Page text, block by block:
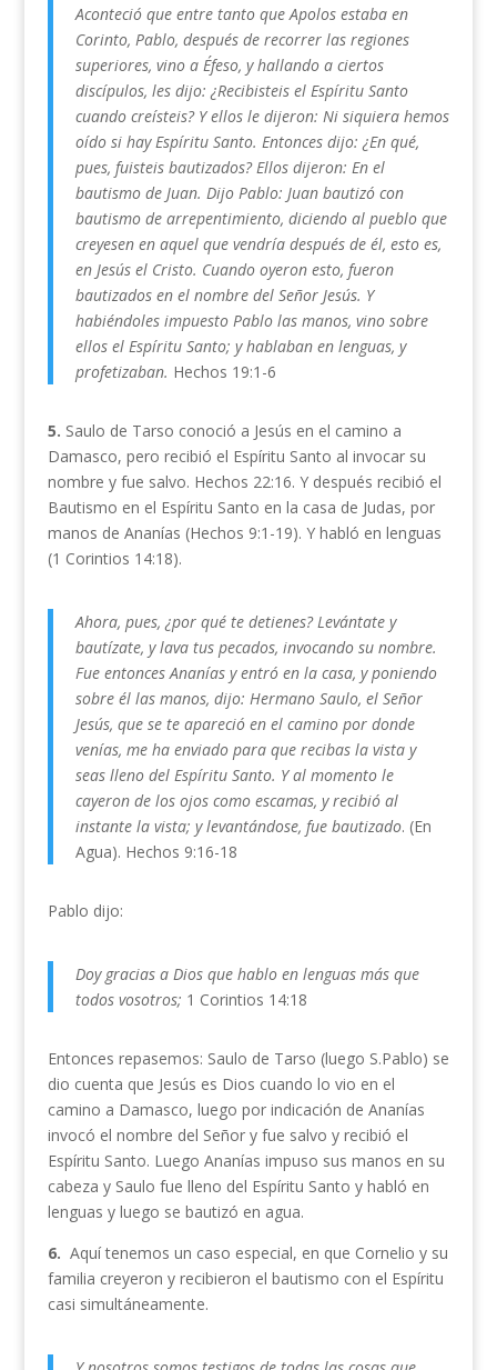
Aconteció que entre tanto que Apolos estaba en
Corinto, Pablo, después de recorrer las regiones
superiores, vino a Éfeso, y hallando a ciertos
discípulos, les dijo: ¿Recibisteis el Espíritu Santo
cuando creísteis? Y ellos le dijeron: Ni siquiera hemos
oído si hay Espíritu Santo. Entonces dijo: ¿En qué,
pues, fuisteis bautizados? Ellos dijeron: En el
bautismo de Juan. Dijo Pablo: Juan bautizó con
bautismo de arrepentimiento, diciendo al pueblo que
creyesen en aquel que vendría después de él, esto es,
en Jesús el Cristo. Cuando oyeron esto, fueron
bautizados en el nombre del Señor Jesús. Y
habiéndoles impuesto Pablo las manos, vino sobre
ellos el Espíritu Santo; y hablaban en lenguas, y
profetizaban. Hechos 19:1-6
5. Saulo de Tarso conoció a Jesús en el camino a
Damasco, pero recibió el Espíritu Santo al invocar su
nombre y fue salvo. Hechos 22:16. Y después recibió el
Bautismo en el Espíritu Santo en la casa de Judas, por
manos de Ananías (Hechos 9:1-19). Y habló en lenguas
(1 Corintios 14:18).
Ahora, pues, ¿por qué te detienes? Levántate y
bautízate, y lava tus pecados, invocando su nombre.
Fue entonces Ananías y entró en la casa, y poniendo
sobre él las manos, dijo: Hermano Saulo, el Señor
Jesús, que se te apareció en el camino por donde
venías, me ha enviado para que recibas la vista y
seas lleno del Espíritu Santo. Y al momento le
cayeron de los ojos como escamas, y recibió al
instante la vista; y levantándose, fue bautizado. (En
Agua). Hechos 9:16-18
Pablo dijo:
Doy gracias a Dios que hablo en lenguas más que
todos vosotros; 1 Corintios 14:18
Entonces repasemos: Saulo de Tarso (luego S.Pablo) se
dio cuenta que Jesús es Dios cuando lo vio en el
camino a Damasco, luego por indicación de Ananías
invocó el nombre del Señor y fue salvo y recibió el
Espíritu Santo. Luego Ananías impuso sus manos en su
cabeza y Saulo fue lleno del Espíritu Santo y habló en
lenguas y luego se bautizó en agua.
6. Aquí tenemos un caso especial, en que Cornelio y su
familia creyeron y recibieron el bautismo con el Espíritu
casi simultáneamente.